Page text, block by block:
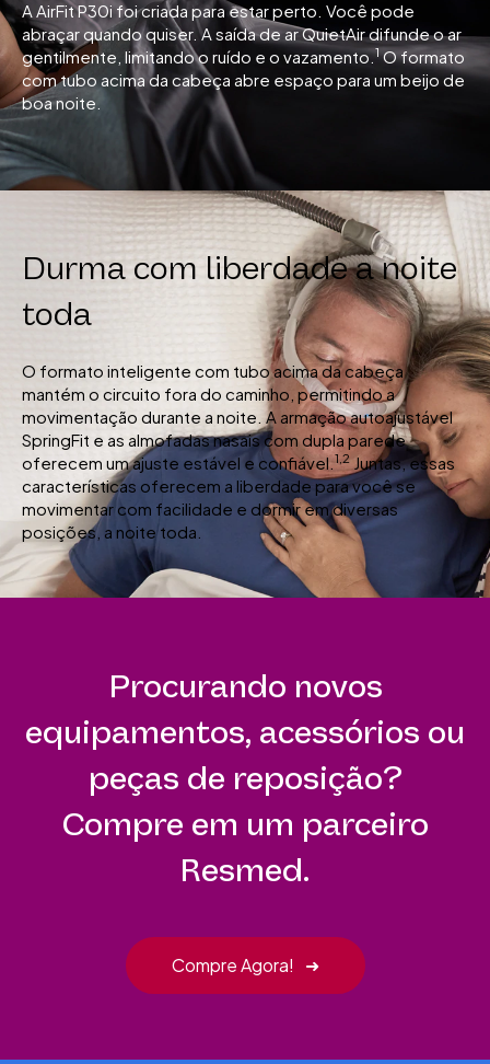
A AirFit P30i foi criada para estar perto. Você pode
abraçar quando quiser. A saída de ar QuietAir difunde o ar
gentilmente, limitando o ruído e o vazamento.1O formato
com tubo acima da cabeça abre espaço para um beijo de
boa noite.
Durma com liberdade a noite
toda
O formato inteligente com tubo acima da cabeça
mantém o circuito fora do caminho, permitindo a
movimentação durante a noite. A armação autoajustável
SpringFit e as almofadas nasais com dupla parede
oferecem um ajuste estável e confiável.1,2 Juntas, essas
características oferecem a liberdade para você se
movimentar com facilidade e dormir em diversas
posições, a noite toda.
Procurando novos
equipamentos, acessórios ou
peças de reposição?
Compre em um parceiro
Resmed.
Compre Agora! ➜